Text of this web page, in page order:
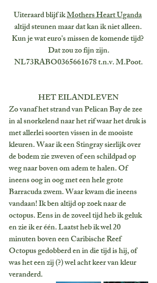
Uiteraard blijf ik Mothers Heart Uganda
altijd steunen maar dat kan ik niet alleen.
Kun je wat euro's missen de komende tijd?
Dat zou zo fijn zijn.
NL73RABO0365661678 t.n.v. M.Poot.
HET EILANDLEVEN
Zo vanaf het strand van Pelican Bay de zee
in al snorkelend naar het rif waar het druk is
met allerlei soorten vissen in de mooiste
kleuren. Waar ik een Stingray sierlijk over
de bodem zie zweven of een schildpad op
weg naar boven om adem te halen. Of
ineens oog in oog met een hele grote
Barracuda zwem. Waar kwam die ineens
vandaan! Ik ben altijd op zoek naar de
octopus. Eens in de zoveel tijd heb ik geluk
en zie ik er één. Laatst heb ik wel 20
minuten boven een Caribische Reef
Octopus gedobberd en in die tijd is hij, of
was het een zij (?) wel acht keer van kleur
veranderd.